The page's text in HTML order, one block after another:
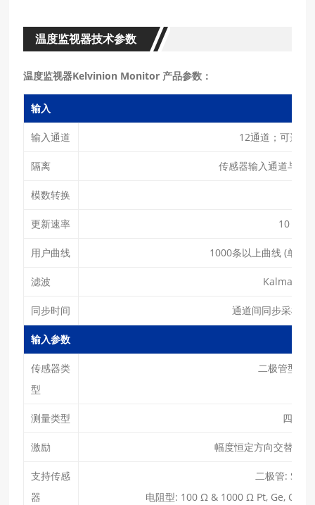
温度监视器技术参数
温度监视器Kelvinion Monitor 产品参数：
输入
输入通道 12通道；可选配
隔离 传感器输⼊通道与控
模数转换
更新速率 10 次/
用户曲线 1000条以上曲线 (单条
滤波 Kalman 滤
同步时间 通道间同步采样时
输入参数
传感器类
型
⼆极管型 /
测量类型 四线法
激励 幅度恒定⽅向交替的
支持传感
器
⼆极管: Si,
电阻型: 100 Ω & 1000 Ω Pt, Ge,